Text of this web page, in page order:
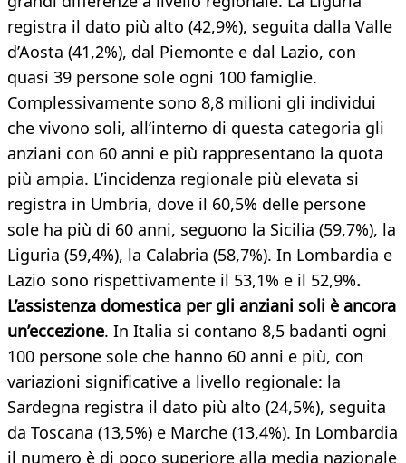
registra il dato più alto (42,9%), seguita dalla Valle
d’Aosta (41,2%), dal Piemonte e dal Lazio, con
quasi 39 persone sole ogni 100 famiglie.
Complessivamente sono 8,8 milioni gli individui
che vivono soli, all’interno di questa categoria gli
anziani con 60 anni e più rappresentano la quota
più ampia. L’incidenza regionale più elevata si
registra in Umbria, dove il 60,5% delle persone
sole ha più di 60 anni, seguono la Sicilia (59,7%), la
Liguria (59,4%), la Calabria (58,7%). In Lombardia e
Lazio sono rispettivamente il 53,1% e il 52,9%.
L’assistenza domestica per gli anziani soli è ancora
un’eccezione. In Italia si contano 8,5 badanti ogni
100 persone sole che hanno 60 anni e più, con
variazioni significative a livello regionale: la
Sardegna registra il dato più alto (24,5%), seguita
da Toscana (13,5%) e Marche (13,4%). In Lombardia
il numero è di poco superiore alla media nazionale